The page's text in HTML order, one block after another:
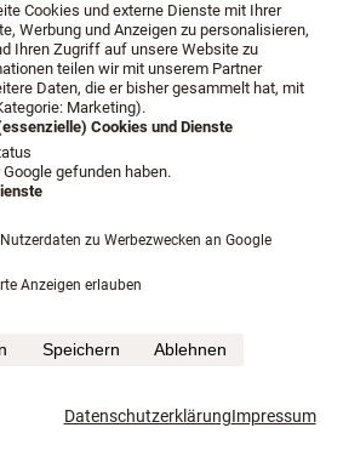
Cookies und externe Dienste mit Ihrer
Werbung und Anzeigen zu personalisieren,
Ihren Zugriff auf unsere Website zu
teilen wir mit unserem Partner
Daten, die er bisher gesammelt hat, mit
Marketing).
Cookies und Dienste
gefunden haben.
zu Werbezwecken an Google
Anzeigen erlauben
Speichern Ablehnen
DatenschutzerklärungImpressum